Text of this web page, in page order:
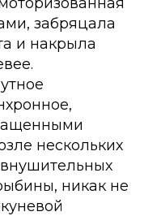
забряцала
и накрыла
нескольких
никак не